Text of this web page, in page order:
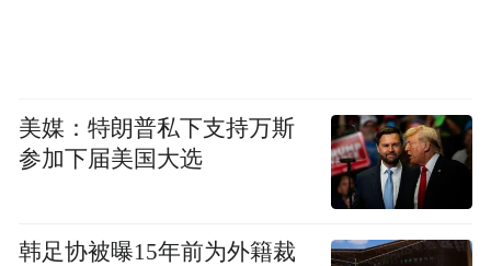
美媒：特朗普私下支持万斯
参加下届美国大选
韩足协被曝15年前为外籍裁